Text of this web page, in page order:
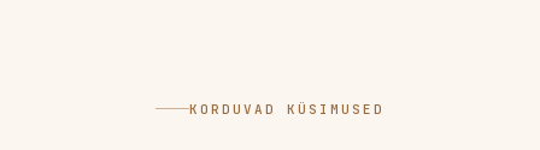
KORDUVAD KÜSIMUSED